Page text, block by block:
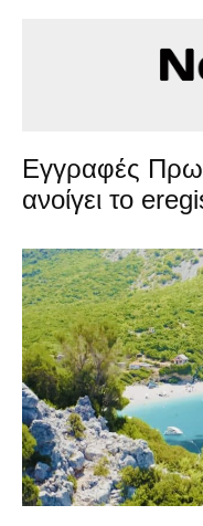
Εγγραφές
ανοίγει το